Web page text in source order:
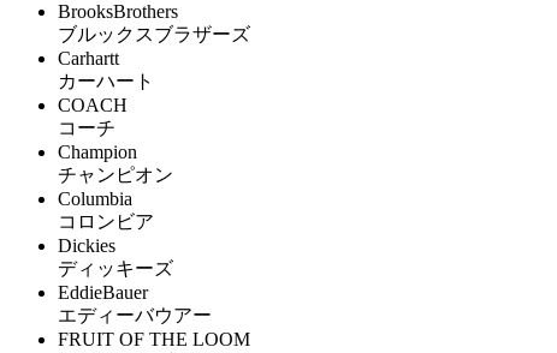
BrooksBrothers
ブルックスブラザーズ
Carhartt
カーハート
COACH
コーチ
Champion
チャンピオン
Columbia
コロンビア
Dickies
ディッキーズ
EddieBauer
エディーバウアー
FRUIT OF THE LOOM